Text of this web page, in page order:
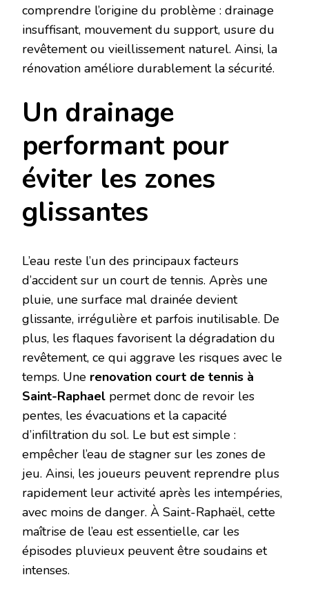
comprendre l’origine du problème : drainage
insuffisant, mouvement du support, usure du
revêtement ou vieillissement naturel. Ainsi, la
rénovation améliore durablement la sécurité.
Un drainage
performant pour
éviter les zones
glissantes
L’eau reste l’un des principaux facteurs
d’accident sur un court de tennis. Après une
pluie, une surface mal drainée devient
glissante, irrégulière et parfois inutilisable. De
plus, les flaques favorisent la dégradation du
revêtement, ce qui aggrave les risques avec le
temps. Une renovation court de tennis à
Saint-Raphael permet donc de revoir les
pentes, les évacuations et la capacité
d’infiltration du sol. Le but est simple :
empêcher l’eau de stagner sur les zones de
jeu. Ainsi, les joueurs peuvent reprendre plus
rapidement leur activité après les intempéries,
avec moins de danger. À Saint-Raphaël, cette
maîtrise de l’eau est essentielle, car les
épisodes pluvieux peuvent être soudains et
intenses.